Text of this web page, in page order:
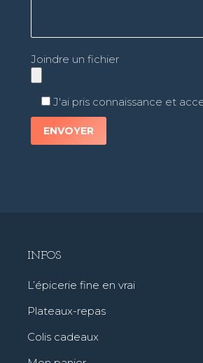
Joindre un fichier
J'ai pris connaissance et
INFOS
L’épicerie fine en vrai
Plateaux-repas
Colis cadeaux